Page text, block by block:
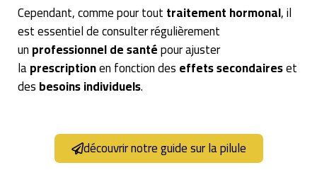
Cependant, comme pour touttraitement hormonal, il
est essentiel de consulter régulièrement
unprofessionnel de santépour ajuster
laprescriptionen fonction deseffets secondaireset
desbesoins individuels.
découvrir notre guide sur la pilule